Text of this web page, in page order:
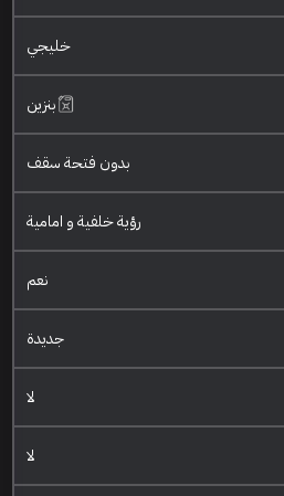
خليجي
بنزين
بدون فتحة سقف
رؤية خلفية و امامية
نعم
جديدة
لا
لا